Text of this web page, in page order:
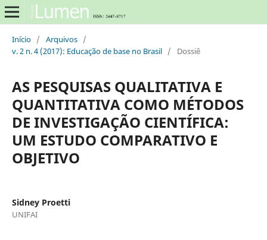
Início / Arquivos /
v. 2 n. 4 (2017): Educação de base no Brasil / Dossiê
AS PESQUISAS QUALITATIVA E
QUANTITATIVA COMO MÉTODOS
DE INVESTIGAÇÃO CIENTÍFICA:
UM ESTUDO COMPARATIVO E
OBJETIVO
Sidney Proetti
UNIFAI